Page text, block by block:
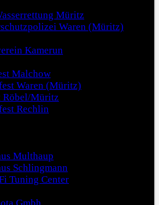
Müritz
Waren (Müritz)
Kamerun
Malchow
Waren (Müritz)
Röbel/Müritz
Rechlin
Multhaup
Schlingmann
Tuning Center